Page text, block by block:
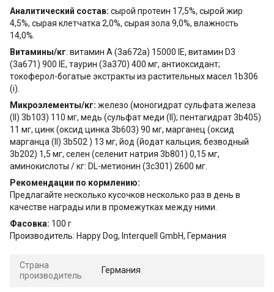
Аналитический состав: сырой протеин 17,5%, сырой жир
4,5%, сырая клетчатка 2,0%, сырая зола 9,0%, влажность
14,0%.
Витамины/кг: витамин A (3a672a) 15000 IE, витамин D3
(3a671) 900 IE, таурин (3a370) 400 мг, антиоксидант;
токоферол-богатые экстракты из растительных масел 1b306
(i).
Микроэлементы/кг: железо (моногидрат сульфата железа
(II) 3b103) 110 мг, медь (сульфат меди (II); пентагидрат 3b405)
11 мг, цинк (оксид цинка 3b603) 90 мг, марганец (оксид
марганца (II) 3b502 ) 13 мг, йод (йодат кальция; безводный
3b202) 1,5 мг, селен (селенит натрия 3b801) 0,15 мг,
аминокислоты / кг: DL-метионин (3c301) 2600 мг.
Рекомендации по кормлению:
Предлагайте несколько кусочков несколько раз в день в
качестве награды или в промежутках между ними.
Фасовка: 100 г
Производитель: Happy Dog, Interquell GmbH, Германия
Страна
производитель
Германия